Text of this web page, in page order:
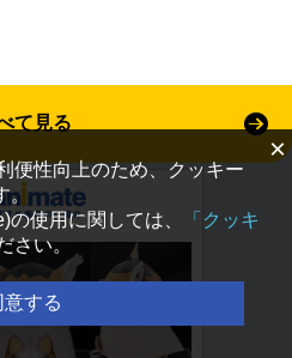
て見る
×
便性向上のため、クッキー
。
使用に関しては、
「クッキ
さい。
意する